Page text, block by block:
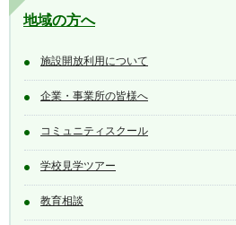
地域の方へ
施設開放利用について
企業・事業所の皆様へ
コミュニティスクール
学校見学ツアー
教育相談